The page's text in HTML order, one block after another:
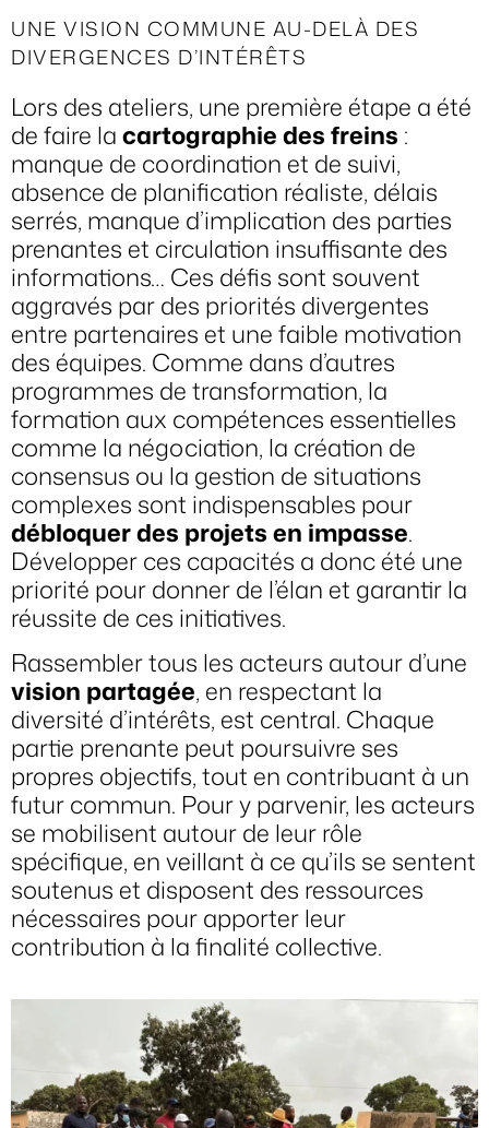
UNE VISION COMMUNE AU-DELÀ DES
DIVERGENCES D’INTÉRÊTS
Lors des ateliers, une première étape a été
de faire lacartographie des freins :
manque de coordination et de suivi,
absence de planification réaliste, délais
serrés, manque d’implication des parties
prenantes et circulation insuffisante des
informations… Ces défis sont souvent
aggravés par des priorités divergentes
entre partenaires et une faible motivation
des équipes. Comme dans d’autres
programmes de transformation, la
formation aux compétences essentielles
comme la négociation, la création de
consensus ou la gestion de situations
complexes sont indispensables pour
débloquer des projets en impasse.
Développer ces capacités a donc été une
priorité pour donner de l’élan et garantir la
réussite de ces initiatives.
Rassembler tous les acteurs autour d’une
vision partagée, en respectant la
diversité d’intérêts, est central. Chaque
partie prenante peut poursuivre ses
propres objectifs, tout en contribuant à un
futur commun. Pour y parvenir, les acteurs
se mobilisent autour de leur rôle
spécifique, en veillant à ce qu’ils se sentent
soutenus et disposent des ressources
nécessaires pour apporter leur
contribution à la finalité collective.